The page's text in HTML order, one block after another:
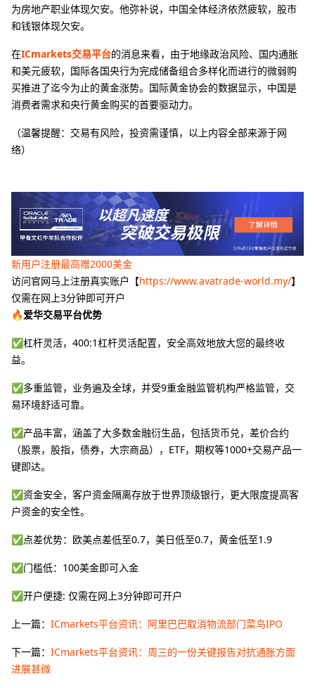
为房地产职业体现欠安。他弥补说，中国全体经济依然疲软，股市
和钱银体现欠安。
在ICmarkets交易平台的消息来看，由于地缘政治风险、国内通胀
和美元疲软，国际各国央行为完成储备组合多样化而进行的微弱购
买推进了迄今为止的黄金涨势。国际黄金协会的数据显示，中国是
消费者需求和央行黄金购买的首要驱动力。
（温馨提醒：交易有风险，投资需谨慎，以上内容全部来源于网
络）
新用户注册最高赠2000美金
访问官网马上注册真实账户【https://www.avatrade-world.my/】
仅需在网上3分钟即可开户
🔥爱华交易平台优势
✅杠杆灵活，400:1杠杆灵活配置，安全高效地放大您的最终收
益。
✅多重监管，业务遍及全球，并受9重金融监管机构严格监管，交
易环境舒适可靠。
✅产品丰富，涵盖了大多数金融衍生品，包括货币兑，差价合约
（股票，股指，债券，大宗商品），ETF，期权等1000+交易产品一
键即达。
✅资金安全，客户资金隔离存放于世界顶级银行，更大限度提高客
户资金的安全性。
✅点差优势：欧美点差低至0.7，美日低至0.7，黄金低至1.9
✅门槛低：100美金即可入金
✅开户便捷: 仅需在网上3分钟即可开户
上一篇： ICmarkets平台资讯：阿里巴巴取消物流部门菜鸟IPO
下一篇： ICmarkets平台资讯：周三的一份关键报告对抗通胀方面
进展甚微